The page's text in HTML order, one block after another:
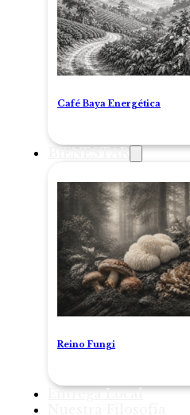
Café Baya Energética
BIENESTAR
Reino Fungi
Entrega Local